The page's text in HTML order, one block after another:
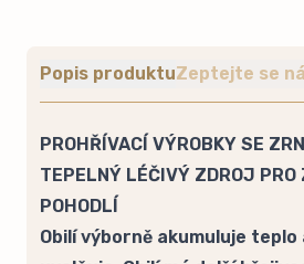
Popis produktuZeptejte se
PROHŘÍVACÍ VÝROBKY SE
TEPELNÝ LÉČIVÝ ZDROJ PRO
POHODLÍ
Obilí výborně akumuluje teplo